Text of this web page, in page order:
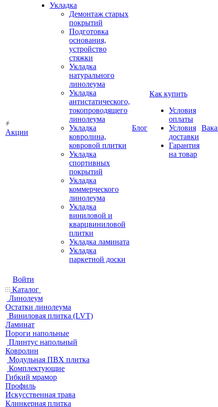
Акции
Укладка
Демонтаж старых
покрытий
Подготовка
основания,
устройство
стяжки
Укладка
натурального
линолеума
Укладка
антистатического,
токопроводящего
линолеума
Укладка
ковролина,
ковровой плитки
Укладка
спортивных
покрытий
Укладка
коммерческого
линолеума
Укладка
виниловой и
кварцвиниловой
плитки
Укладка ламината
Укладка
паркетной доски
Блог
Как купить
Условия
оплаты
Условия
доставки
Гарантия
на товар
Войти
Каталог
Линолеум
Остатки линолеума
Виниловая плитка (LVT)
Ламинат
Пороги напольные
Плинтус напольный
Ковролин
Модульная ПВХ плитка
Комплектующие
Гибкий мрамор
Профиль
Искусственная трава
Клинкерная плитка